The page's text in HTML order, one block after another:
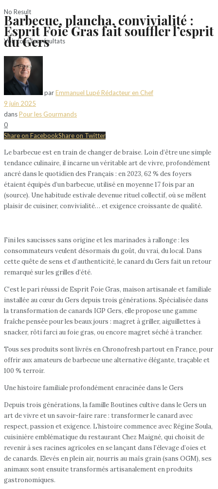
No Result
Voir tous les résultats
Barbecue, plancha, convivialité :
Esprit Foie Gras fait souffler l’esprit
du Gers
parEmmanuel Lupé Rédacteur en Chef
9 juin 2025
dansPour les Gourmands
0
Share on FacebookShare on Twitter
Le barbecue est en train de changer de braise. Loin d’être une simple
tendance culinaire, il incarne un véritable art de vivre, profondément
ancré dans le quotidien des Français : en 2023, 62 % des foyers
étaient équipés d’un barbecue, utilisé en moyenne 17 fois par an
(source). Une habitude estivale devenue rituel collectif, où se mêlent
plaisir de cuisiner, convivialité… et exigence croissante de qualité.
Fini les saucisses sans origine et les marinades à rallonge : les
consommateurs veulent désormais du goût, du vrai, du local. Dans
cette quête de sens et d’authenticité, le canard du Gers fait un retour
remarqué sur les grilles d’été.
C’est le pari réussi de Esprit Foie Gras, maison artisanale et familiale
installée au cœur du Gers depuis trois générations. Spécialisée dans
la transformation de canards IGP Gers, elle propose une gamme
fraîche pensée pour les beaux jours : magret à griller, aiguillettes à
snacker, rôti farci au foie gras, ou encore magret séché à trancher.
Tous ses produits sont livrés en Chronofresh partout en France, pour
offrir aux amateurs de barbecue une alternative élégante, traçable et
100 % terroir.
Une histoire familiale profondément enracinée dans le Gers
Depuis trois générations, la famille Boutines cultive dans le Gers un
art de vivre et un savoir-faire rare : transformer le canard avec
respect, passion et exigence. L’histoire commence avec Régine Soula,
cuisinière emblématique du restaurant Chez Maigné, qui choisit de
revenir à ses racines agricoles en se lançant dans l’élevage d’oies et
de canards. Elevés en plein air, nourris au maïs grain (sans OGM), ses
animaux sont ensuite transformés artisanalement en produits
gastronomiques.